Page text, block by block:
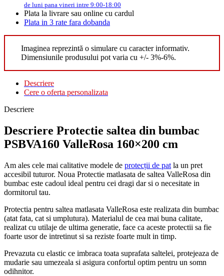
de luni pana vineri intre 9:00-18:00
Plata la livrare sau online cu cardul
Plata in 3 rate fara dobanda
Imaginea reprezintă o simulare cu caracter informativ.
Dimensiunile produsului pot varia cu +/- 3%-6%.
Descriere
Cere o oferta personalizata
Descriere
Descriere Protectie saltea din bumbac
PSBVA160 ValleRosa 160×200 cm
Am ales cele mai calitative modele de protecții de pat la un pret
accesibil tuturor. Noua Protectie matlasata de saltea ValleRosa din
bumbac este cadoul ideal pentru cei dragi dar si o necesitate in
dormitorul tau.
Protectia pentru saltea matlasata ValleRosa este realizata din bumbac
(atat fata, cat si umplutura). Materialul de cea mai buna calitate,
realizat cu utilaje de ultima generatie, face ca aceste protectii sa fie
foarte usor de intretinut si sa reziste foarte mult in timp.
Prevazuta cu elastic ce imbraca toata suprafata saltelei, protejeaza de
mudarie sau umezeala si asigura confortul optim pentru un somn
odihnitor.